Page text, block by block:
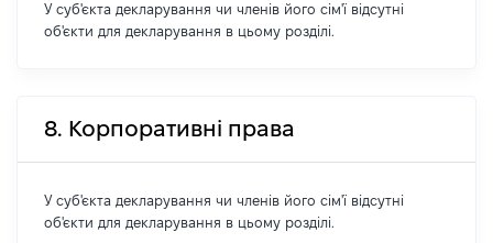
У суб'єкта декларування чи членів його сім'ї відсутні
об'єкти для декларування в цьому розділі.
8. Корпоративні права
У суб'єкта декларування чи членів його сім'ї відсутні
об'єкти для декларування в цьому розділі.